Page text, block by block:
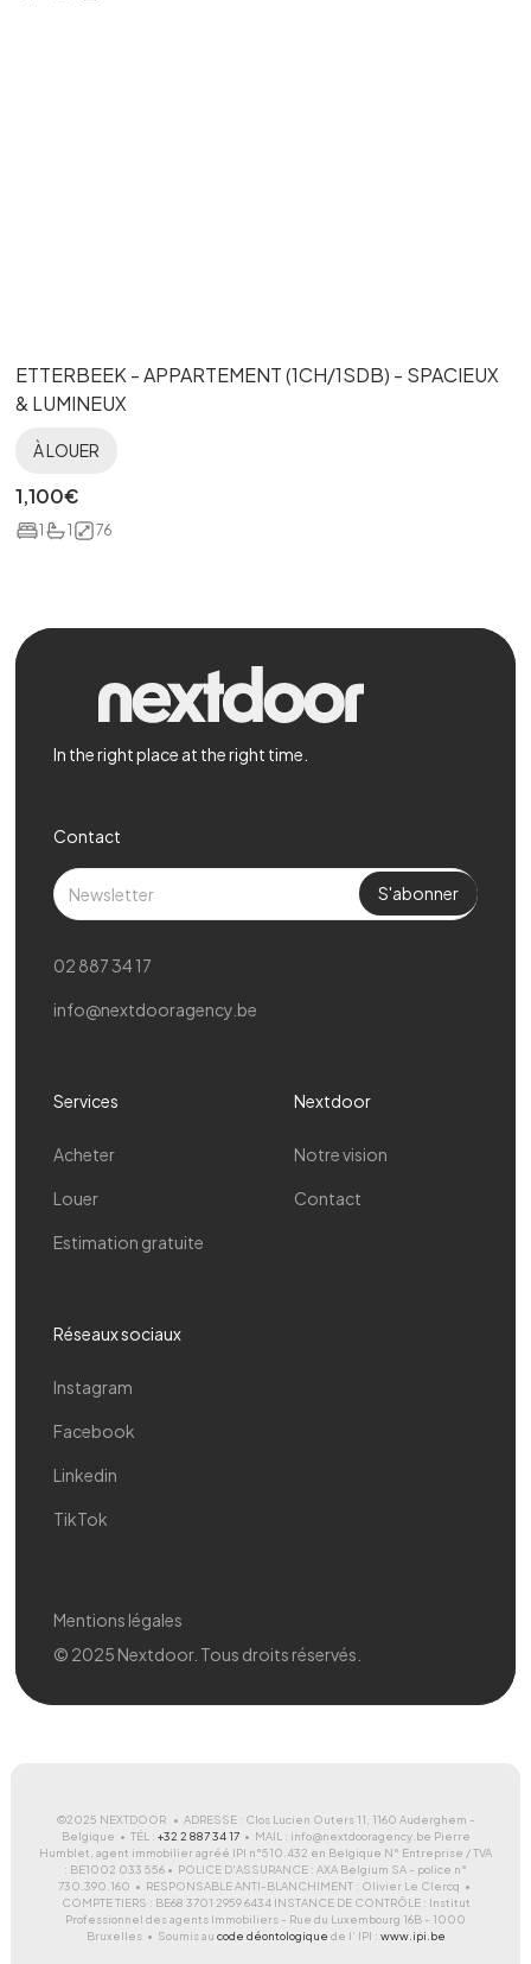
ETTERBEEK - APPARTEMENT (1CH/1SDB) - SPACIEUX
& LUMINEUX
À LOUER
1,100€
1 1 76
In the right place at the right time.
Services
Acheter
Louer
Estimation gratuite
Nextdoor
Notre vision
Contact
Réseaux sociaux
Instagram
Facebook
Linkedin
TikTok
Contact
02 887 34 17
info@nextdooragency.be
© 2025 Nextdoor. Tous droits réservés.
Mentions légales
©2025 NEXTDOOR • ADRESSE : Clos Lucien Outers 11, 1160 Auderghem -
Belgique • TÉL : +32 2 887 34 17• MAIL : info@nextdooragency.be Pierre
Humblet, agent immobilier agréé IPI n°510.432 en Belgique N° Entreprise / TVA
: BE1002 033 556 • POLICE D'ASSURANCE : AXA Belgium SA - police n°
730.390.160 • RESPONSABLE ANTI-BLANCHIMENT : Olivier Le Clercq •
COMPTE TIERS : BE68 3701 2959 6434 INSTANCE DE CONTRÔLE : Institut
Professionnel des agents Immobiliers - Rue du Luxembourg 16B - 1000
Bruxelles • Soumis au code déontologique de l’ IPI : www.ipi.be